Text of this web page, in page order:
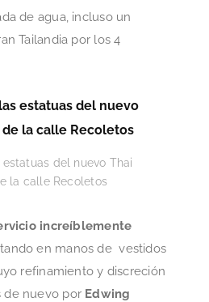
de agua, incluso un
Tailandia por los 4
del nuevo Thai
la calle Recoletos
increíblemente
en manos de vestidos
refinamiento y discreción
de nuevo por Edwing